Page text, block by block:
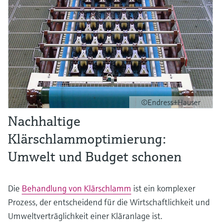
©Endress+Hauser
Nachhaltige
Klärschlammoptimierung:
Umwelt und Budget schonen
Die Behandlung von Klärschlamm ist ein komplexer
Prozess, der entscheidend für die Wirtschaftlichkeit und
Umweltverträglichkeit einer Kläranlage ist.